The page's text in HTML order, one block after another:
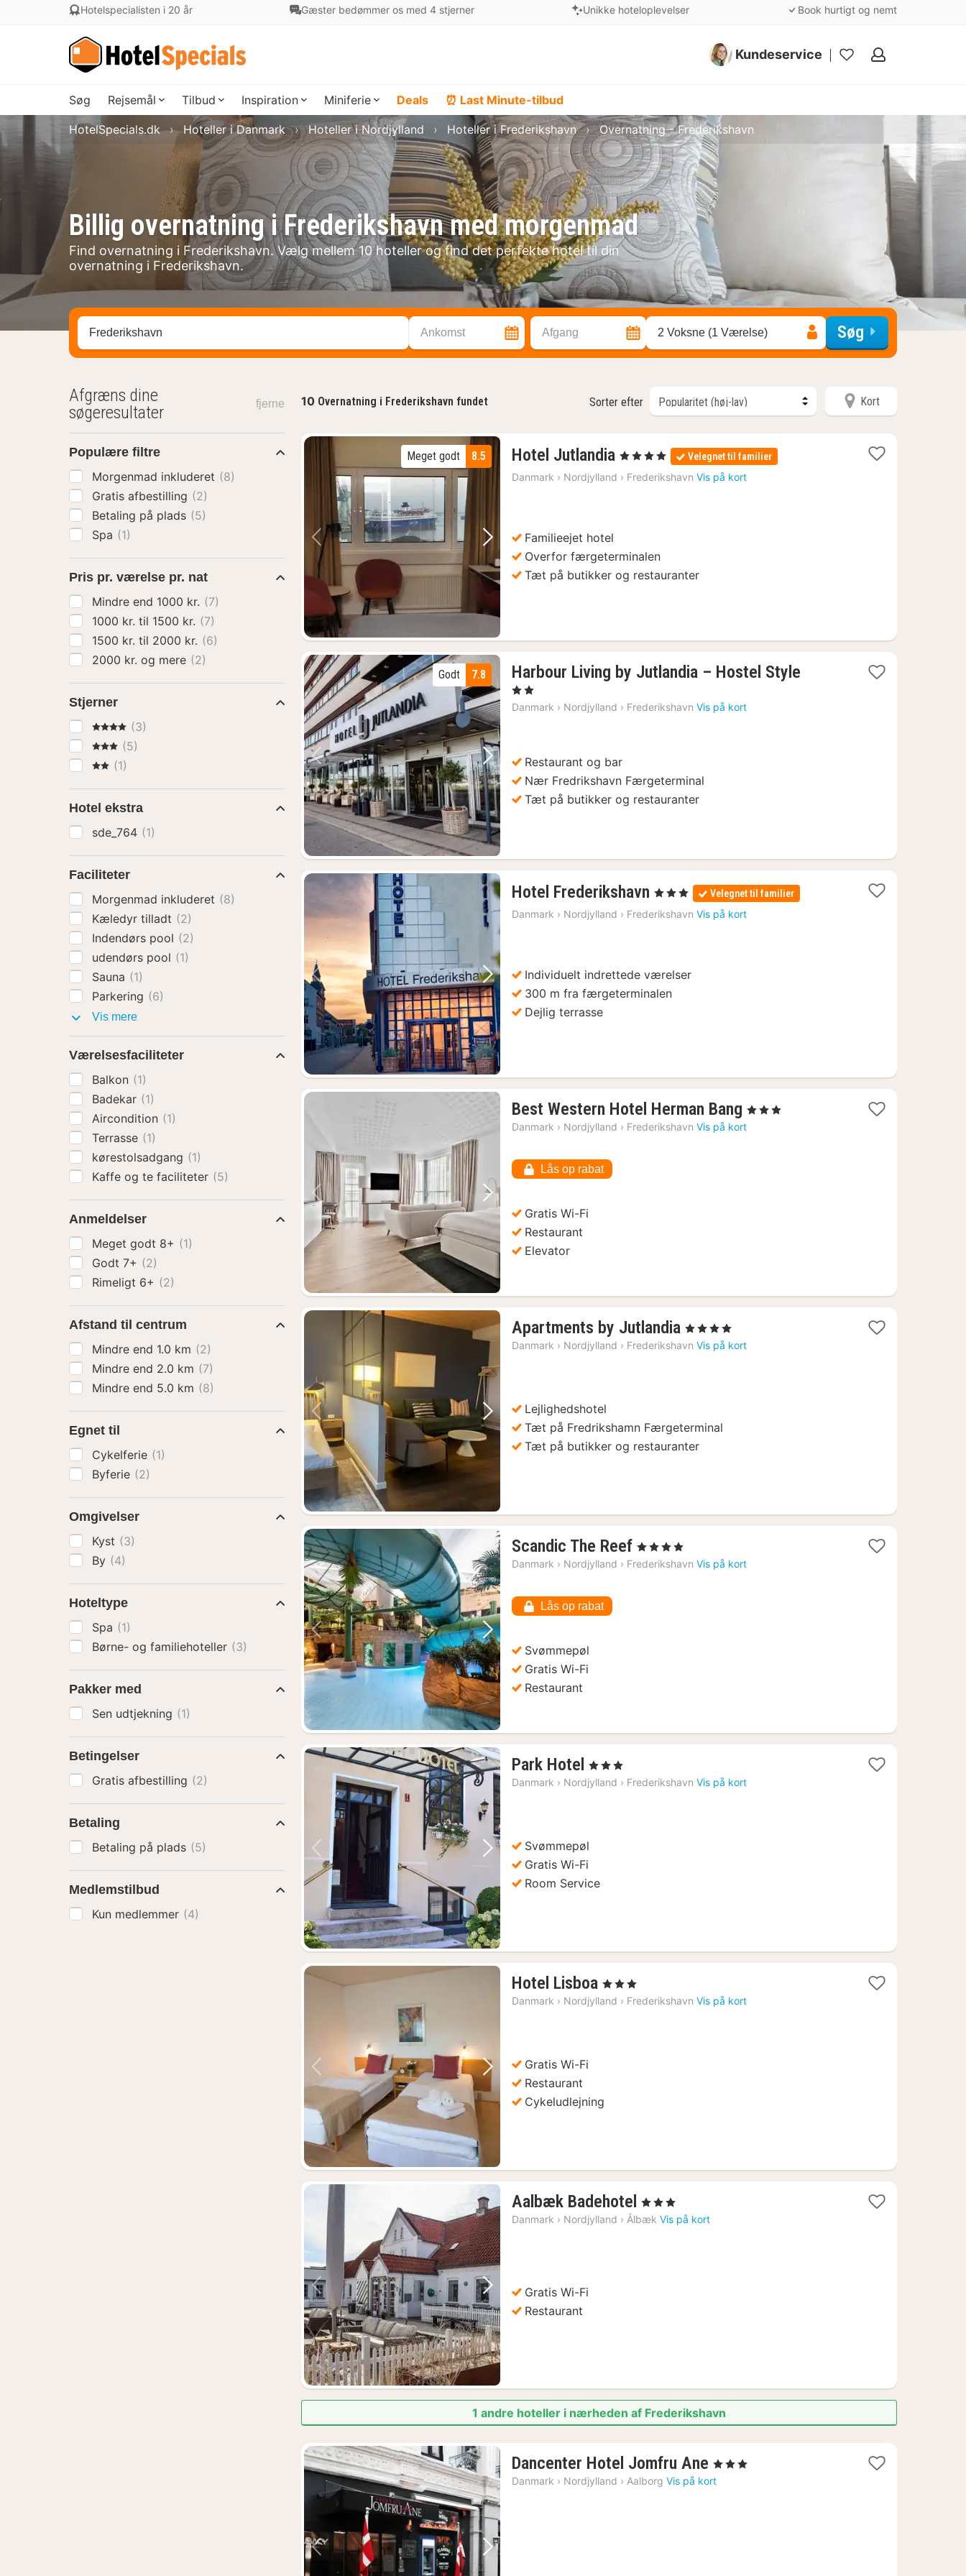
Hotelspecialisten i 20 år Gæster bedømmer os med 4 stjerner Unikke hoteloplevelser Book hurtigt og nemt
Kundeservice
Mine
Søg Rejsemål Tilbud Inspiration Miniferie Deals ⏰ Last Minute-tilbud
Billig overnatning i Frederikshavn med morgenmad
Find overnatning i Frederikshavn. Vælg mellem 10 hoteller og find det perfekte hotel til din
overnatning i Frederikshavn.
HotelSpecials.dk Hoteller i Danmark Hoteller i Nordjylland Hoteller i Frederikshavn Overnatning - Frederikshavn
Søg efter destination ... Ankomst Afgang 2 Voksne (1 Værelse) Søg
10 Overnatning i Frederikshavn fundet Sorter efter Kort
Forrige billede Næste billede
8.5
Meget godt Hotel Jutlandia 1
nat
fra
, 4 Stjerner Velegnet til familier
Danmark › Nordjylland › Frederikshavn Vis på kort
Familieejet hotel
Overfor færgeterminalen
Tæt på butikker og restauranter
Forrige billede Næste billede
7.8
Godt Harbour Living by Jutlandia – Hostel Style
, 2 Stjerner
Danmark › Nordjylland › Frederikshavn Vis på kort
Restaurant og bar
Nær Fredrikshavn Færgeterminal
Tæt på butikker og restauranter
Forrige billede Næste billede
Hotel Frederikshavn 1
nat
fra
, 3 Stjerner Velegnet til familier
Danmark › Nordjylland › Frederikshavn Vis på kort
Individuelt indrettede værelser
300 m fra færgeterminalen
Dejlig terrasse
Forrige billede Næste billede
Best Western Hotel Herman Bang 1
nat
, 3 Stjerner
Danmark › Nordjylland › Frederikshavn Vis på kort
Lås op rabat
Gratis Wi-Fi
Restaurant
Elevator
Forrige billede Næste billede
Apartments by Jutlandia 1
nat
, 4 Stjerner
Danmark › Nordjylland › Frederikshavn Vis på kort
Lejlighedshotel
Tæt på Fredrikshamn Færgeterminal
Tæt på butikker og restauranter
Forrige billede Næste billede
Scandic The Reef 1
nat
, 4 Stjerner
Danmark › Nordjylland › Frederikshavn Vis på kort
Lås op rabat
Svømmepøl
Gratis Wi-Fi
Restaurant
Forrige billede Næste billede
Park Hotel 1
nat
, 3 Stjerner
Danmark › Nordjylland › Frederikshavn Vis på kort
Svømmepøl
Gratis Wi-Fi
Room Service
Forrige billede Næste billede
Hotel Lisboa 1
nat
, 3 Stjerner
Danmark › Nordjylland › Frederikshavn Vis på kort
Gratis Wi-Fi
Restaurant
Cykeludlejning
Forrige billede Næste billede
Aalbæk Badehotel 1
nat
, 3 Stjerner
Danmark › Nordjylland › Ålbæk Vis på kort
Gratis Wi-Fi
Restaurant
1 andre hoteller i nærheden af Frederikshavn
Forrige billede Næste billede
Dancenter Hotel Jomfru Ane 1
nat
, 3 Stjerner
Danmark › Nordjylland › Aalborg Vis på kort
Afgræns dine
søgeresultater
fjerne
Populære filtre
Morgenmad inkluderet (8)
Gratis afbestilling (2)
Betaling på plads (5)
Spa (1)
Pris pr. værelse pr. nat
Mindre end 1000 kr. (7)
1000 kr. til 1500 kr. (7)
1500 kr. til 2000 kr. (6)
2000 kr. og mere (2)
Stjerner
4 Stjerner
(3)
3 Stjerner
(5)
2 Stjerner
(1)
Hotel ekstra
sde_764 (1)
Faciliteter
Morgenmad inkluderet (8)
Kæledyr tilladt (2)
Indendørs pool (2)
udendørs pool (1)
Sauna (1)
Parkering (6)
Vis mereFaciliteter
Værelsesfaciliteter
Balkon (1)
Badekar (1)
Aircondition (1)
Terrasse (1)
kørestolsadgang (1)
Kaffe og te faciliteter (5)
Anmeldelser
Meget godt 8+ (1)
Godt 7+ (2)
Rimeligt 6+ (2)
Afstand til centrum
Mindre end 1.0 km (2)
Mindre end 2.0 km (7)
Mindre end 5.0 km (8)
Egnet til
Cykelferie (1)
Byferie (2)
Omgivelser
Kyst (3)
By (4)
Hoteltype
Spa (1)
Børne- og familiehoteller (3)
Pakker med
Sen udtjekning (1)
Betingelser
Gratis afbestilling (2)
Betaling
Betaling på plads (5)
Medlemstilbud
Kun medlemmer (4)